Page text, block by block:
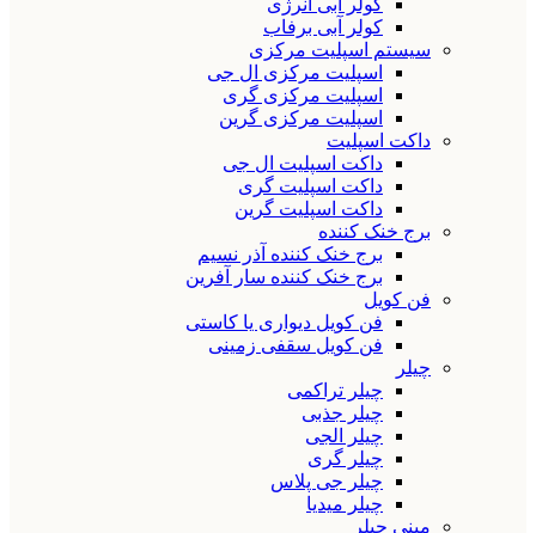
کولر آبی برفاب
سیستم اسپلیت مرکزی
اسپلیت مرکزی ال جی
اسپلیت مرکزی گری
اسپلیت مرکزی گرین
داکت اسپلیت
داکت اسپلیت ال جی
داکت اسپلیت گری
داکت اسپلیت گرین
برج خنک کننده
برج خنک کننده آذر نسیم
برج خنک کننده سار آفرین
فن کویل
فن کویل دیواری یا کاستی
فن کویل سقفی زمینی
چیلر
چیلر تراکمی
چیلر جذبی
چیلر الجی
چیلر گری
چیلر جی پلاس
چیلر میدیا
مینی چیلر